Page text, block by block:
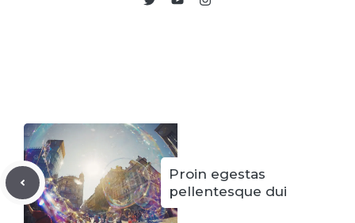
Proin egestas
pellentesque dui